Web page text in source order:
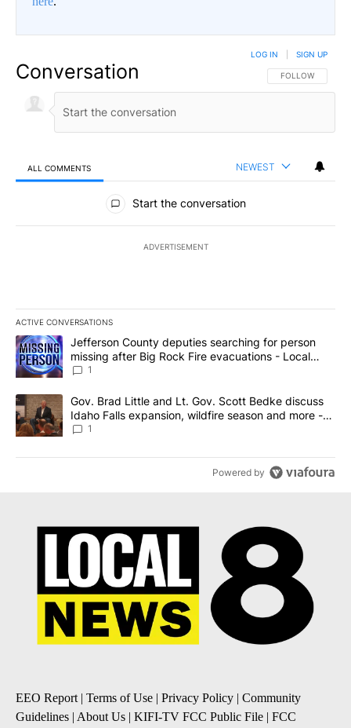
Conversation FOLLOW THIS
FOLLOW
LOG IN SIGN UP
ALL COMMENTS NEWEST
All Comments
Start the conversation
ADVERTISEMENT
ACTIVE CONVERSATIONS
The following is a list of the most commented articles in the last
A trending article titled "Jefferson County deputies searching
Jefferson County deputies searching for person
missing after Big Rock Fire evacuations - Local
News 8
1
A trending article titled "Gov. Brad Little and Lt. Gov. Scott
Gov. Brad Little and Lt. Gov. Scott Bedke discuss
Idaho Falls expansion, wildfire season and more -
Local News 8
1
Powered by
EEO Report| Terms of Use | Privacy Policy | Community
Guidelines | About Us | KIFI-TV FCC Public File | FCC